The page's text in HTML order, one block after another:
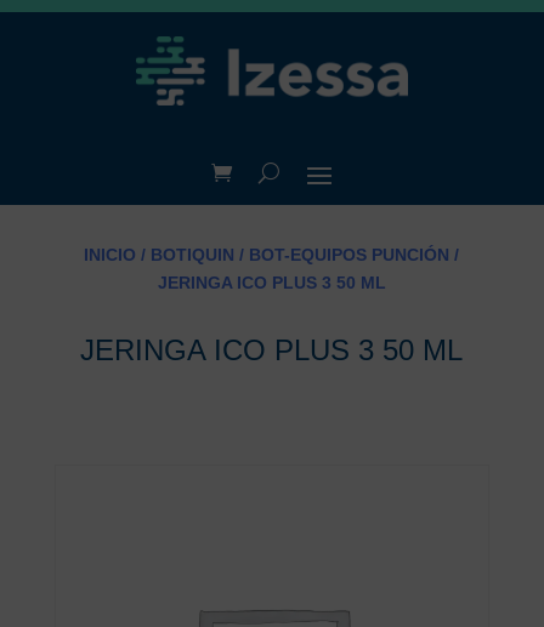
INICIO / BOTIQUIN / BOT-EQUIPOS PUNCIÓN /
JERINGA ICO PLUS 3 50 ML
JERINGA ICO PLUS 3 50 ML